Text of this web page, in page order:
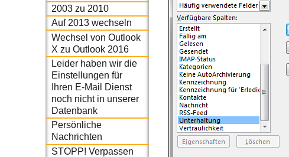
2003 zu 2010
Auf 2013 wechseln
Wechsel von Outlook
X zu Outlook 2016
Leider haben wir die
Einstellungen für
Ihren E-Mail Dienst
noch nicht in unserer
Datenbank
Persönliche
Nachrichten
STOPP! Verpassen